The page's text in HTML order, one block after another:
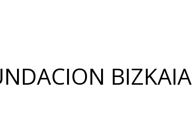
BIZKAIA